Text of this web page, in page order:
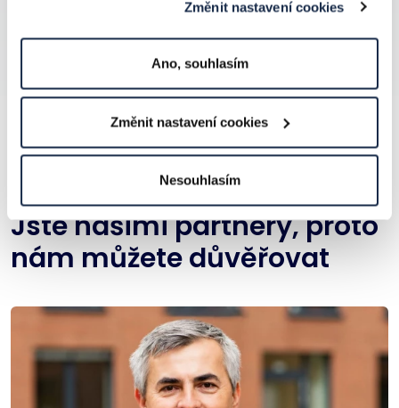
Změnit nastavení cookies
Ano, souhlasím
Změnit nastavení cookies
Nesouhlasím
Jste našimi partnery, proto
nám můžete důvěřovat